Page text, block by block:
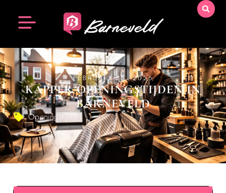
FEBRUARI 26, 2026
KAPPER OPENINGSTIJDEN IN
BARNEVELD
Openingstijden